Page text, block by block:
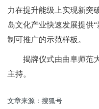
力在提升能级上实现新突
岛文化产业快速发展提供
制可推广的示范样板。
揭牌仪式由曲阜师范大
主持。
文章来源：搜狐号